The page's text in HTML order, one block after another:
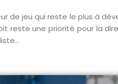
de jeu qui reste le plus à
reste une priorité pour la